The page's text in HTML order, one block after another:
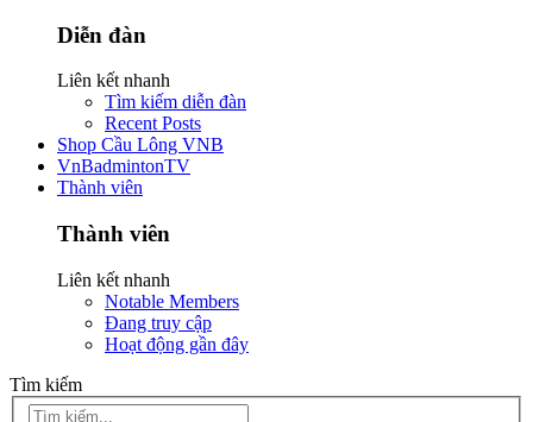
Diễn đàn
Liên kết nhanh
Tìm kiếm diễn đàn
Recent Posts
Shop Cầu Lông VNB
VnBadmintonTV
Thành viên
Thành viên
Liên kết nhanh
Notable Members
Đang truy cập
Hoạt động gần đây
Tìm kiếm